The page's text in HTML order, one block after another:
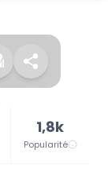
1,8k
Popularité